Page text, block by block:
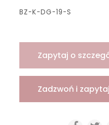
BZ-K-DG-19-S
Zapytaj o
Zadzwoń i